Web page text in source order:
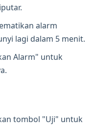
alarm
lagi dalam 5 menit.
Alarm" untuk
tombol "Uji" untuk